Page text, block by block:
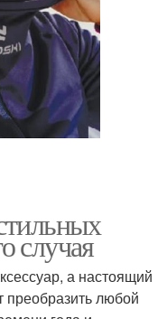
случая
а настоящий
преобразить любой